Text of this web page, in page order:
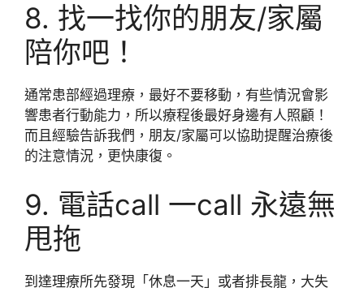
8. 找一找你的朋友/家屬
陪你吧！
通常患部經過理療，最好不要移動，有些情況會影
響患者行動能力，所以療程後最好身邊有人照顧！
而且經驗告訴我們，朋友/家屬可以協助提醒治療後
的注意情況，更快康復。
9. 電話call 一call 永遠無
甩拖
到達理療所先發現「休息一天」或者排長龍，大失